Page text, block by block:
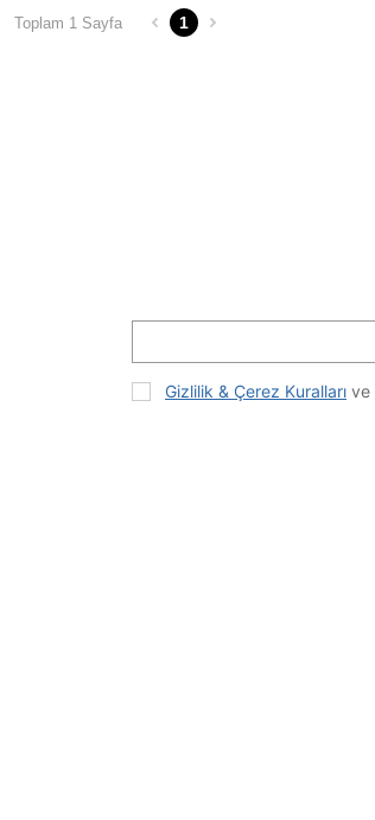
Toplam 1 Sayfa 1
Gizlilik & Çerez Kuralları ve